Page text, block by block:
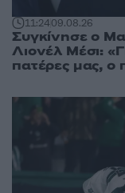
11:2409.08.26
Συγκίνησε ο
Λιονέλ Μέσι:
πατέρες μας, ο